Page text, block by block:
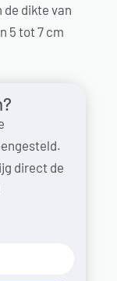
de dikte van
5 tot 7 cm
direct de